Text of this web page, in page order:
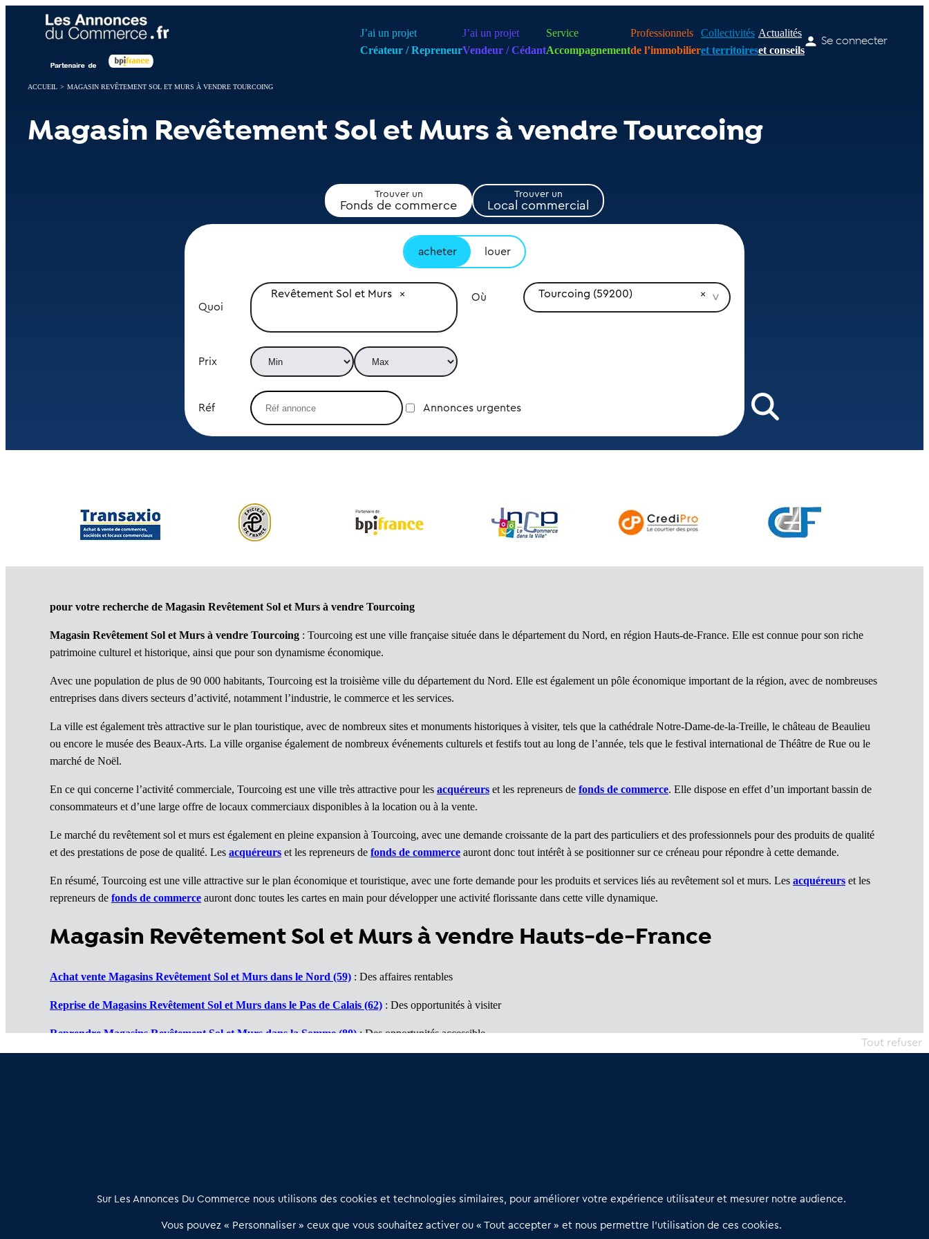
J’ai un projet
Créateur / Repreneur
J’ai un projet
Vendeur / Cédant
Service
Accompagnement
Professionnels
de l’immobilier
Collectivités
et territoires
Actualités
et conseils
Se connecter
ACCUEIL > MAGASIN REVÊTEMENT SOL ET MURS À VENDRE TOURCOING
Magasin Revêtement Sol et Murs à vendre Tourcoing
Trouver un
Fonds de commerce
Trouver un
Local commercial
acheter louer
Quoi
Revêtement Sol et Murs Où Tourcoing (59200)
Prix
Réf Annonces urgentes
pour votre recherche de Magasin Revêtement Sol et Murs à vendre Tourcoing
Magasin Revêtement Sol et Murs à vendre Tourcoing : Tourcoing est une ville française située dans le département du Nord, en région Hauts-de-France. Elle est connue pour son riche
patrimoine culturel et historique, ainsi que pour son dynamisme économique.
Avec une population de plus de 90 000 habitants, Tourcoing est la troisième ville du département du Nord. Elle est également un pôle économique important de la région, avec de nombreuses
entreprises dans divers secteurs d’activité, notamment l’industrie, le commerce et les services.
La ville est également très attractive sur le plan touristique, avec de nombreux sites et monuments historiques à visiter, tels que la cathédrale Notre-Dame-de-la-Treille, le château de Beaulieu
ou encore le musée des Beaux-Arts. La ville organise également de nombreux événements culturels et festifs tout au long de l’année, tels que le festival international de Théâtre de Rue ou le
marché de Noël.
En ce qui concerne l’activité commerciale, Tourcoing est une ville très attractive pour les acquéreurs et les repreneurs de fonds de commerce. Elle dispose en effet d’un important bassin de
consommateurs et d’une large offre de locaux commerciaux disponibles à la location ou à la vente.
Le marché du revêtement sol et murs est également en pleine expansion à Tourcoing, avec une demande croissante de la part des particuliers et des professionnels pour des produits de qualité
et des prestations de pose de qualité. Les acquéreurs et les repreneurs de fonds de commerce auront donc tout intérêt à se positionner sur ce créneau pour répondre à cette demande.
En résumé, Tourcoing est une ville attractive sur le plan économique et touristique, avec une forte demande pour les produits et services liés au revêtement sol et murs. Les acquéreurs et les
repreneurs de fonds de commerce auront donc toutes les cartes en main pour développer une activité florissante dans cette ville dynamique.
Magasin Revêtement Sol et Murs à vendre Hauts-de-France
Achat vente Magasins Revêtement Sol et Murs dans le Nord (59) : Des affaires rentables
Reprise de Magasins Revêtement Sol et Murs dans le Pas de Calais (62) : Des opportunités à visiter
Reprendre Magasins Revêtement Sol et Murs dans la Somme (80): Des opportunités accessible
relation qualifiée conçu pour les acteurs de l’immobilier commercial
02 54 56 03 17
Contactez-nous
Panneau de gestion des cookies
Sur Les Annonces Du Commerce nous utilisons des cookies et technologies similaires, pour améliorer votre expérience utilisateur et mesurer notre audience.
Vous pouvez « Personnaliser » ceux que vous souhaitez activer ou « Tout accepter » et nous permettre l’utilisation de ces cookies.
Tout refuser